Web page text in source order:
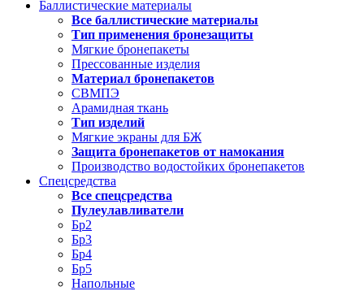
Баллистические материалы
Все баллистические материалы
Тип применения бронезащиты
Мягкие бронепакеты
Прессованные изделия
Материал бронепакетов
СВМПЭ
Арамидная ткань
Тип изделий
Мягкие экраны для БЖ
Защита бронепакетов от намокания
Производство водостойких бронепакетов
Спецсредства
Все спецсредства
Пулеулавливатели
Бр2
Бр3
Бр4
Бр5
Напольные